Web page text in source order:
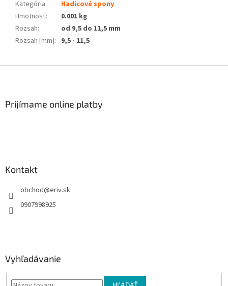
Kategória:
Hadicové spony
Hmotnosť:
0.001 kg
Rozsah:
od 9,5 do 11,5 mm
Rozsah [mm]: 9,5 - 11,5
Prijímame online platby
Kontakt
obchod@eriv.sk
0907998925
Vyhľadávanie